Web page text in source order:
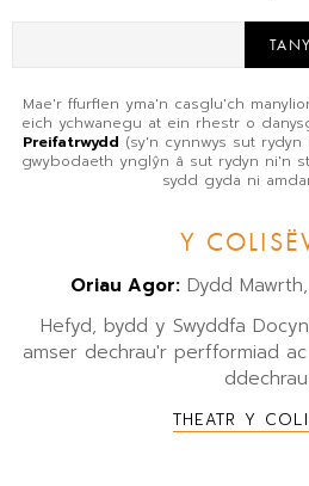
Mae'r ffurflen yma'n casglu'ch
eich ychwanegu at ein rhestr o
Preifatrwydd (sy'n cynnwys sut
gwybodaeth ynglŷn â sut rydyn ni'n
sydd gyda ni
Y
Oriau Agor:Dydd
Hefyd, bydd y Swyddfa
amser dechrau'r perfformiad
ddechrau.
THEATR Y